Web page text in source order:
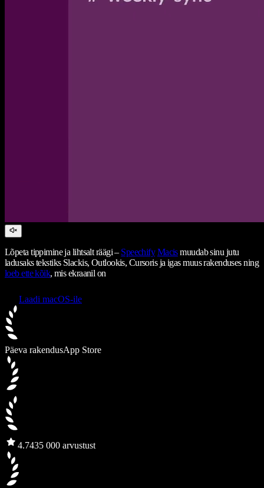
Lõpeta tippimine ja lihtsalt räägi – Speechify Macismuudab sinu jutu
ladusaks tekstiks Slackis, Outlookis, Cursoris ja igas muus rakenduses ning
loeb ette kõik, mis ekraanil on
Laadi macOS-ile
Päeva rakendusApp Store
4.7435 000 arvustust